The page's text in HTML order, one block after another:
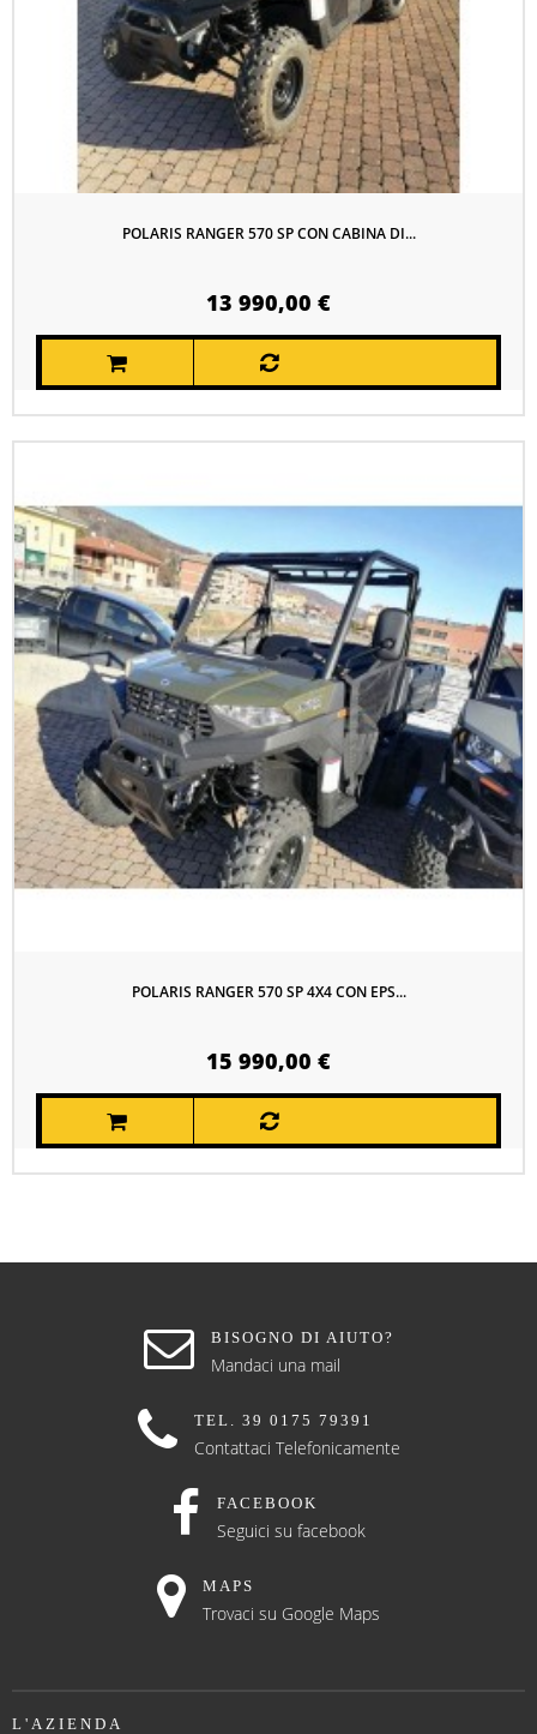
POLARIS RANGER 570 SP CON CABINA DI...
13 990,00 €
POLARIS RANGER 570 SP 4X4 CON EPS...
15 990,00 €
BISOGNO DI AIUTO?
Mandaci una mail
TEL. 39 0175 79391
Contattaci Telefonicamente
FACEBOOK
Seguici su facebook
MAPS
Trovaci su Google Maps
L'AZIENDA